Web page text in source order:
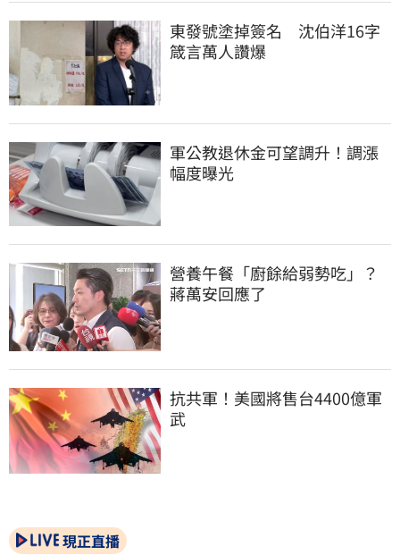
東發號塗掉簽名　沈伯洋16字
箴言萬人讚爆
軍公教退休金可望調升！調漲
幅度曝光
營養午餐「廚餘給弱勢吃」？
蔣萬安回應了
抗共軍！美國將售台4400億軍
武
現正直播